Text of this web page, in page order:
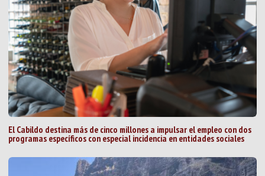
El Cabildo destina más de cinco millones a impulsar el empleo con dos
programas específicos con especial incidencia en entidades sociales